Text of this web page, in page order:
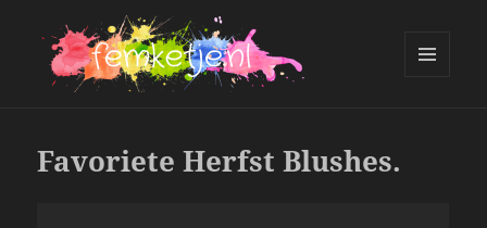
Favoriete Herfst Blushes.